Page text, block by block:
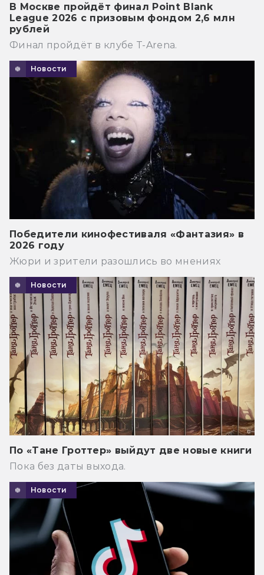
В Москве пройдёт финал Point Blank
League 2026 с призовым фондом 2,6 млн
рублей
Финал пройдёт в клубе T-Arena.
Новости
Победители кинофестиваля «Фантазия» в
2026 году
Жюри и зрители разошлись во мнениях
Новости
По «Тане Гроттер» выйдут две новые книги
Пока без даты выхода.
Новости